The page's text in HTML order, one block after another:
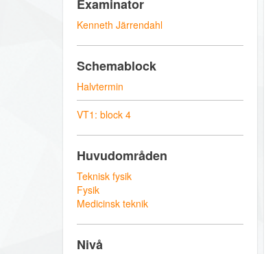
Examinator
Kenneth Järrendahl
Schemablock
Halvtermin
VT1: block 4
Huvudområden
Teknisk fysik
Fysik
Medicinsk teknik
Nivå